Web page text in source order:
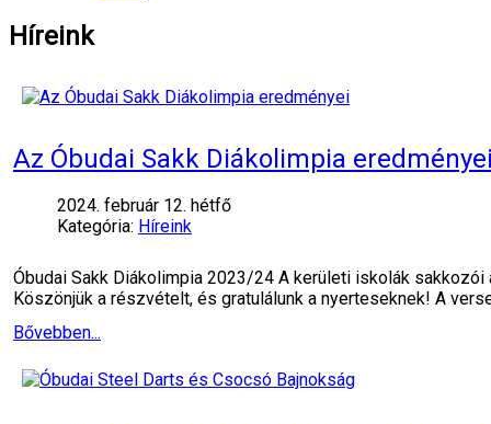
Híreink
Az Óbudai Sakk Diákolimpia
2024. február 12. hétfő
Kategória: Híreink
Óbudai Sakk Diákolimpia 2023/24 A kerületi iskolák
Köszönjük a részvételt, és gratulálunk a nyerteseknek! A
Bővebben...